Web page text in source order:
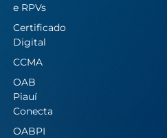
e RPVs
Certificado
Digital
CCMA
OAB
Piauí
Conecta
OABPI